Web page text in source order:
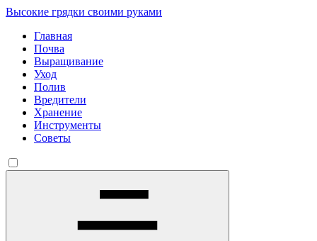
Высокие грядки своими руками
Главная
Почва
Выращивание
Уход
Полив
Вредители
Хранение
Инструменты
Советы